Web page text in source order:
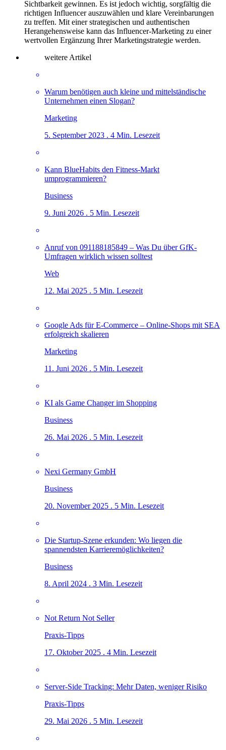
Sichtbarkeit gewinnen. Es ist jedoch wichtig, sorgfältig die
richtigen Influencer auszuwählen und klare Vereinbarungen
zu treffen. Mit einer strategischen und authentischen
Herangehensweise kann das Influencer-Marketing zu einer
wertvollen Ergänzung Ihrer Marketingstrategie werden.
weitere Artikel
Warum benötigen auch kleine und mittelständische
Unternehmen einen Slogan?
Marketing
5. September 2023 . 4 Min. Lesezeit
Kann BlueHabits den Fitness-Markt
umprogrammieren?
Business
9. Juni 2026 . 5 Min. Lesezeit
Anruf von 091188185849 – Was Du über GfK-
Umfragen wirklich wissen solltest
Web
12. Mai 2025 . 5 Min. Lesezeit
Google Ads für E-Commerce – Online-Shops mit SEA
erfolgreich skalieren
Marketing
11. Juni 2026 . 5 Min. Lesezeit
KI als Game Changer im Shopping
Business
26. Mai 2026 . 5 Min. Lesezeit
Nexi Germany GmbH
Business
20. November 2025 . 5 Min. Lesezeit
Die Startup-Szene erkunden: Wo liegen die
spannendsten Karrieremöglichkeiten?
Business
8. April 2024 . 3 Min. Lesezeit
Not Return Not Seller
Praxis-Tipps
17. Oktober 2025 . 4 Min. Lesezeit
Server-Side Tracking: Mehr Daten, weniger Risiko
Praxis-Tipps
29. Mai 2026 . 5 Min. Lesezeit